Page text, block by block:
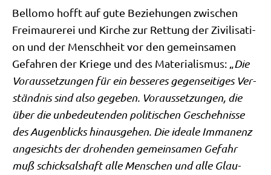
Bel­lo­mo hofft auf gute Bezie­hun­gen zwi­schen
Frei­mau­re­rei und Kir­che zur Ret­tung der Zivi­li­sa­ti­
on und der Mensch­heit vor den gemein­sa­men
Gefah­ren der Krie­ge und des Mate­ria­lis­mus: „Die
Vor­aus­set­zun­gen für ein bes­se­res gegen­sei­ti­ges Ver­
ständ­nis sind also gege­ben. Vor­aus­set­zun­gen, die
über die unbe­deu­ten­den poli­ti­schen Gescheh­nis­se
des Augen­blicks hin­aus­ge­hen. Die idea­le Imma­nenz
ange­sichts der dro­hen­den gemein­sa­men Gefahr
muß schick­sals­haft alle Men­schen und alle Glau­